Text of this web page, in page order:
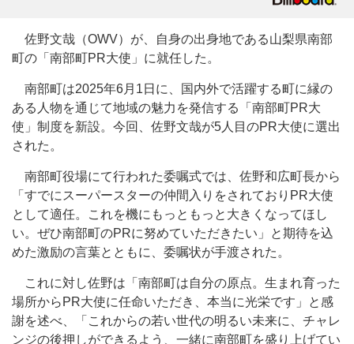
佐野文哉（OWV）が、自身の出身地である山梨県南部
町の「南部町PR大使」に就任した。
南部町は2025年6月1日に、国内外で活躍する町に縁の
ある人物を通じて地域の魅力を発信する「南部町PR大
使」制度を新設。今回、佐野文哉が5人目のPR大使に選出
された。
南部町役場にて行われた委嘱式では、佐野和広町長から
「すでにスーパースターの仲間入りをされておりPR大使
として適任。これを機にもっともっと大きくなってほし
い。ぜひ南部町のPRに努めていただきたい」と期待を込
めた激励の言葉とともに、委嘱状が手渡された。
これに対し佐野は「南部町は自分の原点。生まれ育った
場所からPR大使に任命いただき、本当に光栄です」と感
謝を述べ、「これからの若い世代の明るい未来に、チャレ
ンジの後押しができるよう、一緒に南部町を盛り上げてい